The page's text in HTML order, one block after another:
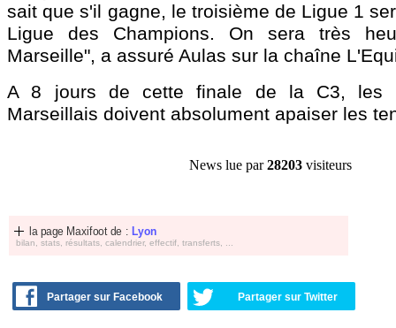
sait que s'il gagne, le troisième de Ligue 1
Ligue des Champions. On sera très
Marseille", a assuré Aulas sur la chaîne
A 8 jours de cette finale de la C3, les
Marseillais doivent absolument apaiser les
News lue par28203 visiteurs
la page Maxifoot de : Lyon
bilan, stats, résultats, calendrier, effectif, transferts, ...
Partager sur Facebook Partager sur Twitter